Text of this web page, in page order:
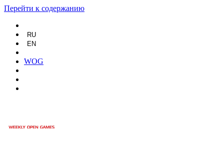
Перейти к содержанию
RU
EN
WOG